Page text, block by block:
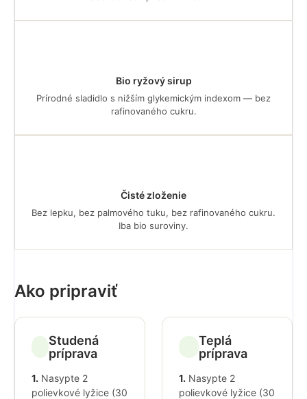
Bio ryžový sirup
Prírodné sladidlo s nižším glykemickým indexom — bez
rafinovaného cukru.
Čisté zloženie
Bez lepku, bez palmového tuku, bez rafinovaného cukru.
Iba bio suroviny.
Ako pripraviť
Studená
príprava
1. Nasypte 2
polievkové lyžice (30
Teplá
príprava
1. Nasypte 2
polievkové lyžice (30